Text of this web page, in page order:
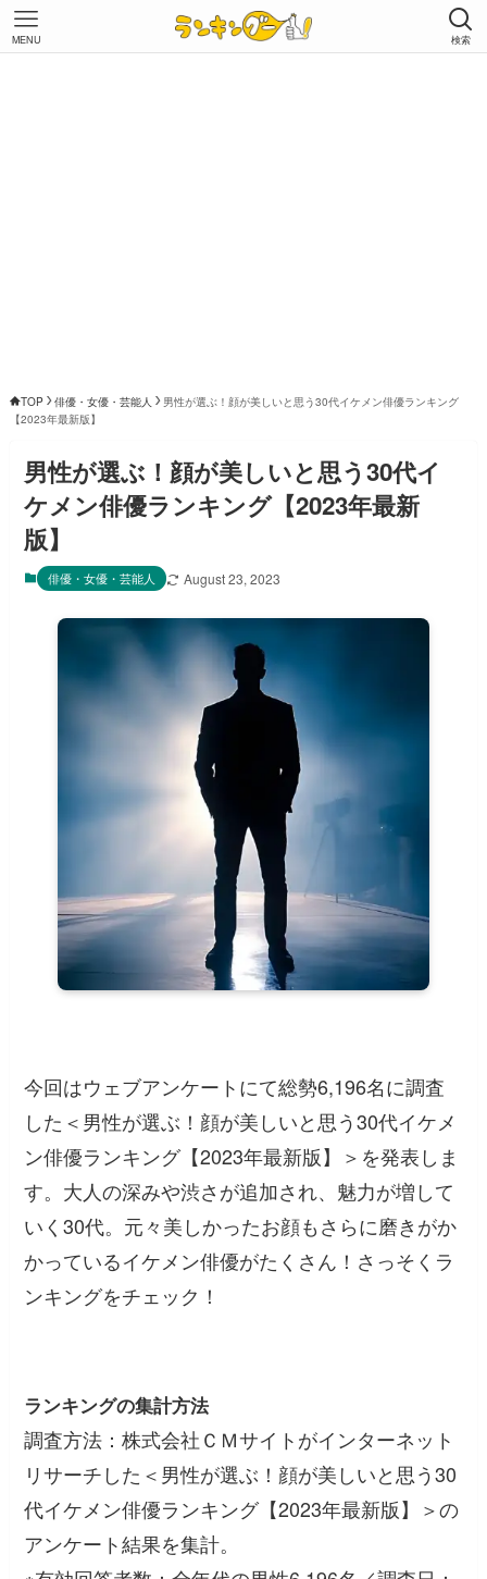
検索
MENU
TOP 俳優・女優・芸能人
男性が選ぶ！顔が美しいと思う30代イケメン俳優ランキング
【2023年最新版】
男性が選ぶ！顔が美しいと思う30代イ
ケメン俳優ランキング【2023年最新
版】
俳優・女優・芸能人 August 23, 2023
今回はウェブアンケートにて総勢6,196名に調査
した＜男性が選ぶ！顔が美しいと思う30代イケメ
ン俳優ランキング【2023年最新版】＞を発表しま
す。大人の深みや渋さが追加され、魅力が増して
いく30代。元々美しかったお顔もさらに磨きがか
かっているイケメン俳優がたくさん！さっそくラ
ンキングをチェック！
ランキングの集計方法
調査方法：株式会社ＣＭサイトがインターネット
リサーチした＜男性が選ぶ！顔が美しいと思う30
代イケメン俳優ランキング【2023年最新版】＞の
アンケート結果を集計。